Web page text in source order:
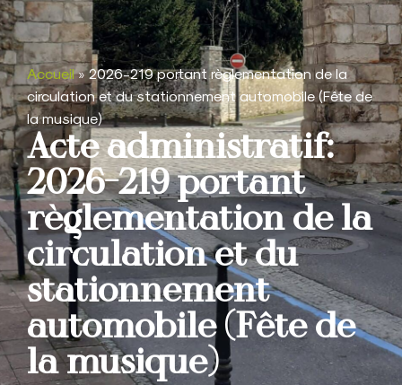
Accueil»2026-219 portant règlementation de la
circulation et du stationnement automobile (Fête de
la musique)
Acte administratif:
2026-219 portant
règlementation de la
circulation et du
stationnement
automobile (Fête de
la musique)